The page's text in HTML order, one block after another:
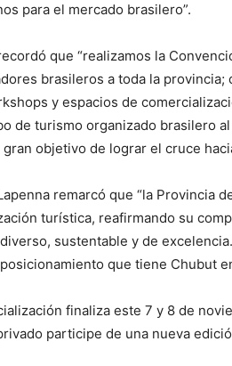
para el mercado brasilero”.
que “realizamos la
brasileros a toda la provincia;
y espacios de
de turismo organizado brasilero
objetivo de lograr el cruce
remarcó que “la Provincia
turística, reafirmando su
sustentable y de
que tiene Chubut
finaliza este 7 y 8 de
participe de una nueva